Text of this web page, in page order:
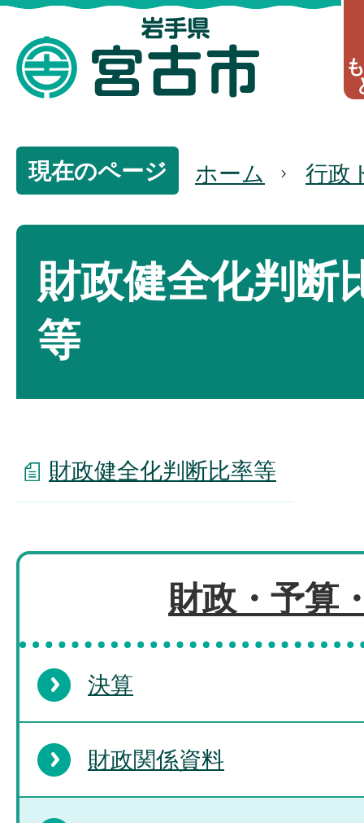
現在のページ ホーム 行政
財政健全化判断
等
財政健全化判断比率等
財政・予算
決算
財政関係資料